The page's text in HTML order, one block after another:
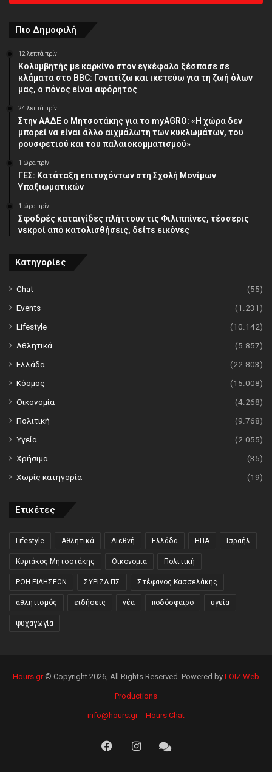
διεύθυνση
Πιο Δημοφιλή
12 λεπτά πρίν
Κολυμβητής με καρκίνο στον εγκέφαλο ξέσπασε σε
κλάματα στο BBC: Γονατίζω και ικετεύω για τη ζωή όλων
μας, ο πόνος είναι αφόρητος
24 λεπτά πρίν
Στην ΑΑΔΕ ο Μητσοτάκης για το myAGRO: «Η χώρα δεν
μπορεί να είναι άλλο αιχμάλωτη των κυκλωμάτων, του
ρουσφετιού και του παλαιοκομματισμού»
1 ώρα πρίν
ΓΕΣ: Κατάταξη επιτυχόντων στη Σχολή Μονίμων
Υπαξιωματικών
1 ώρα πρίν
Σφοδρές καταιγίδες πλήττουν τις Φιλιππίνες, τέσσερις
νεκροί από κατολισθήσεις, δείτε εικόνες
Κατηγορίες
Chat
(55)
Events
(1.231)
Lifestyle
(10.142)
Αθλητικά
(5.857)
Ελλάδα
(22.803)
Κόσμος
(15.008)
Οικονομία
(4.268)
Πολιτική
(9.768)
Υγεία
(2.055)
Χρήσιμα
(35)
Χωρίς κατηγορία
(19)
Ετικέτες
Lifestyle Αθλητικά Διεθνή Ελλάδα ΗΠΑ Ισραήλ
Κυριάκος Μητσοτάκης Οικονομία Πολιτική
ΡΟΗ ΕΙΔΗΣΕΩΝ ΣΥΡΙΖΑ ΠΣ Στέφανος Κασσελάκης
αθλητισμός ειδήσεις νέα ποδόσφαιρο υγεία
ψυχαγωγία
Hours.gr© Copyright 2026, All Rights Reserved. Powered by LOIZ Web
Productions
info@hours.gr Hours Chat
FacebookInstagramHours